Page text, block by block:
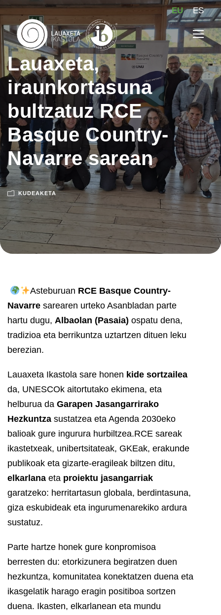
EU ES
Lauaxeta,
iraunkortasuna
bultzatuz RCE
Basque Country-
Navarre sarean
KUDEAKETA
Asteburuan RCE Basque Country-
Navarre sarearen urteko Asanbladan parte
hartu dugu, Albaolan (Pasaia) ospatu dena,
tradizioa eta berrikuntza uztartzen dituen leku
berezian.
Lauaxeta Ikastola sare honen kide sortzailea
da, UNESCOk aitortutako ekimena, eta
helburua da Garapen Jasangarrirako
Hezkuntza sustatzea eta Agenda 2030eko
balioak gure ingurura hurbiltzea.RCE sareak
ikastetxeak, unibertsitateak, GKEak, erakunde
publikoak eta gizarte-eragileak biltzen ditu,
elkarlana eta proiektu jasangarriak
garatzeko: herritartasun globala, berdintasuna,
giza eskubideak eta ingurumenarekiko ardura
sustatuz.
Parte hartze honek gure konpromisoa
berresten du: etorkizunera begiratzen duen
hezkuntza, komunitatea konektatzen duena eta
ikasgelatik harago eragin positiboa sortzen
duena. Ikasten, elkarlanean eta mundu